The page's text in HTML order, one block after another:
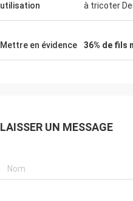
utilisation à tricoter
Mettre en évidence 36% de fils
LAISSER UN MESSAGE